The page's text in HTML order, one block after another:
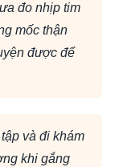
đo nhịp tim
mốc thận
được để
và đi khám
khi gắng